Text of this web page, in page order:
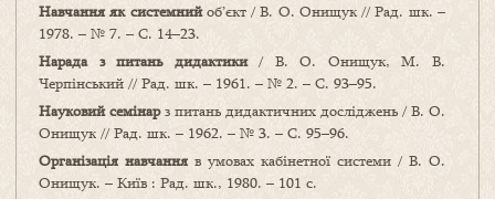
Навчання як системнийоб’єкт / В. О. Онищук // Рад. шк. –
1978. – № 7. – С. 14–23.
Нарада з питань дидактики/ В. О. Онищук, М. В.
Черпінський // Рад. шк. – 1961. – № 2. – С. 93–95.
Науковий семінарз питань дидактичних досліджень / В. О.
Онищук // Рад. шк. – 1962. – № 3. – С. 95–96.
Організація навчання в умовах кабінетної системи / В. О.
Онищук. – Київ : Рад. шк., 1980. – 101 с.